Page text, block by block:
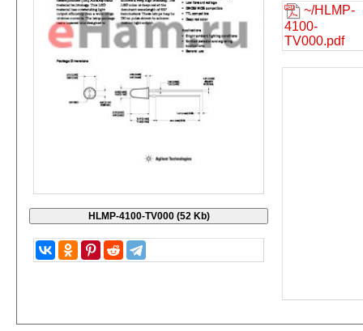
~/HLMP-
4100-
TV000.pdf